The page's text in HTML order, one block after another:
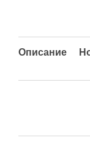
Описание